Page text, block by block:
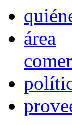
área